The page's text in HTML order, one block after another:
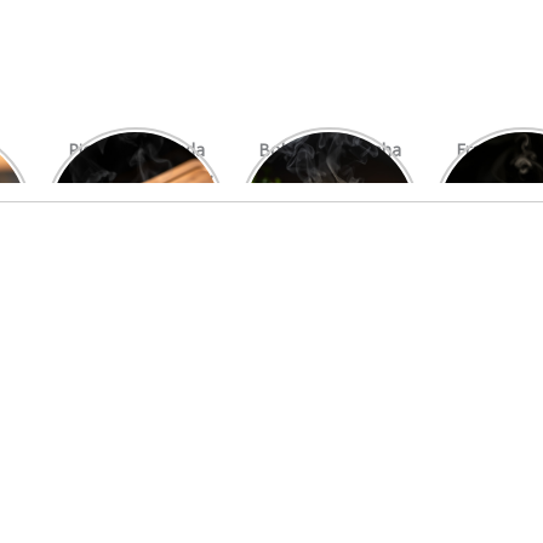
Picanha Grelhada
com Chimichurri
Bolo de Pamonha
na Palha
Frango
com